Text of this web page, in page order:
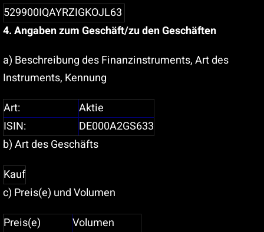
529900IQAYRZIGKOJL63
4. Angaben zum Geschäft/zu den Geschäften
a) Beschreibung des Finanzinstruments, Art des
Instruments, Kennung
Art:
Aktie
ISIN:
DE000A2GS633
b) Art des Geschäfts
Kauf
c) Preis(e) und Volumen
Preis(e)
Volumen